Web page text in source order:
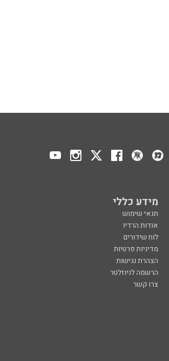
מידע כללי
תנאי שימוש
אודות הרדיו
לוח שידורים
מדיניות פרטיות
הצהרת נגישות
הרשמה לניוזלטר
צרו קשר